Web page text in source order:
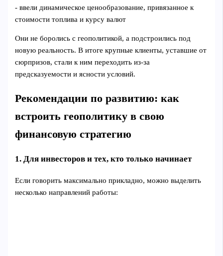
- ввели динамическое ценообразование, привязанное к
стоимости топлива и курсу валют
Они не боролись с геополитикой, а подстроились под
новую реальность. В итоге крупные клиенты, уставшие от
сюрпризов, стали к ним переходить из‑за
предсказуемости и ясности условий.
Рекомендации по развитию: как
встроить геополитику в свою
финансовую стратегию
1. Для инвесторов и тех, кто только начинает
Если говорить максимально прикладно, можно выделить
несколько направлений работы: